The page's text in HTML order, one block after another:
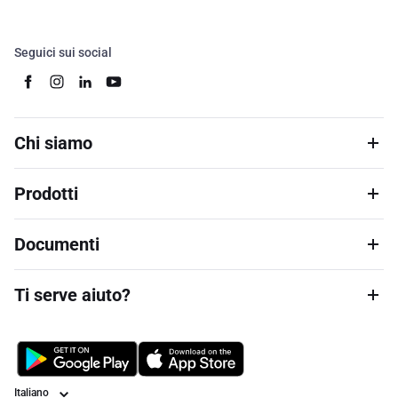
Seguici sui social
Chi siamo
Prodotti
Documenti
Ti serve aiuto?